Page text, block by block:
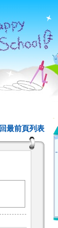
回最前頁列表
:::